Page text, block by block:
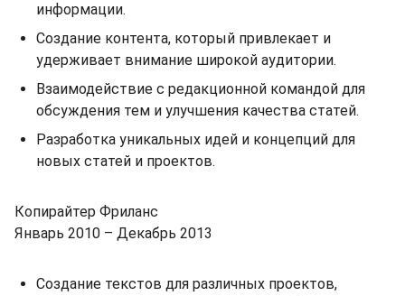
информации.
Создание контента, который привлекает и
удерживает внимание широкой аудитории.
Взаимодействие с редакционной командой для
обсуждения тем и улучшения качества статей.
Разработка уникальных идей и концепций для
новых статей и проектов.
Копирайтер Фриланс
Январь 2010 – Декабрь 2013
Создание текстов для различных проектов,